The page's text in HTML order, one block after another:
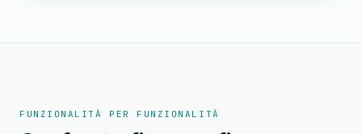
FUNZIONALITÀ PER FUNZIONALITÀ